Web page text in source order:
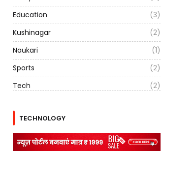
Education
(3)
Kushinagar
(2)
Naukari
(1)
Sports
(2)
Tech
(2)
TECHNOLOGY